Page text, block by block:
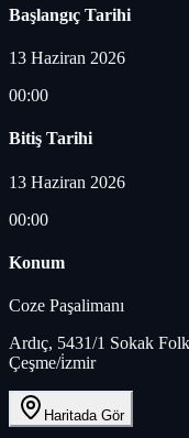
Başlangıç Tarihi
13 Haziran 2026
00:00
Bitiş Tarihi
13 Haziran 2026
00:00
Konum
Coze Paşalimanı
Ardıç, 5431/1 Sokak
Çeşme/i̇zmir
Haritada Gör